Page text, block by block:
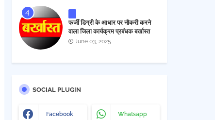
फर्जी डिग्री के आधार पर नौकरी करने
वाला जिला कार्यक्रम प्रबंधक बर्खास्त
June 03, 2025
SOCIAL PLUGIN
Facebook Whatsapp